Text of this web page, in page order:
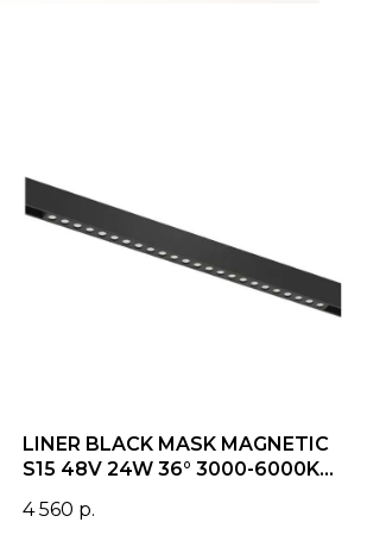
LINER BLACK MASK MAGNETIC
S15 48V 24W 36° 3000-6000K
корпус L460mm
4 560 р.